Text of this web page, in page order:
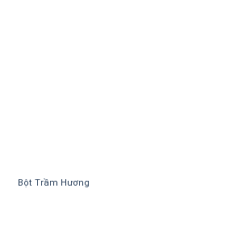
Bột Trầm Hương